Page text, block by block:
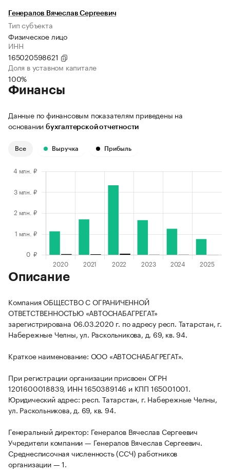
Генералов Вячеслав Сергеевич
Тип субъекта
Физическое лицо
ИНН
165020598621
Доля в уставном капитале
100%
Финансы
Данные по финансовым показателям приведены на
основании бухгалтерской отчетности
Все Выручка Прибыль
Описание
Компания ОБЩЕСТВО С ОГРАНИЧЕННОЙ
ОТВЕТСТВЕННОСТЬЮ «АВТОСНАБАГРЕГАТ»
зарегистрирована 06.03.2020 г. по адресу респ. Татарстан, г.
Набережные Челны, ул. Раскольникова, д. 69, кв. 94.
Краткое наименование: ООО «АВТОСНАБАГРЕГАТ».
При регистрации организации присвоен ОГРН
1201600018839, ИНН 1650389146 и КПП 165001001.
Юридический адрес: респ. Татарстан, г. Набережные Челны,
ул. Раскольникова, д. 69, кв. 94.
Генеральный директор: Генералов Вячеслав Сергеевич
Учредители компании — Генералов Вячеслав Сергеевич.
Среднесписочная численность (ССЧ) работников
организации — 1.